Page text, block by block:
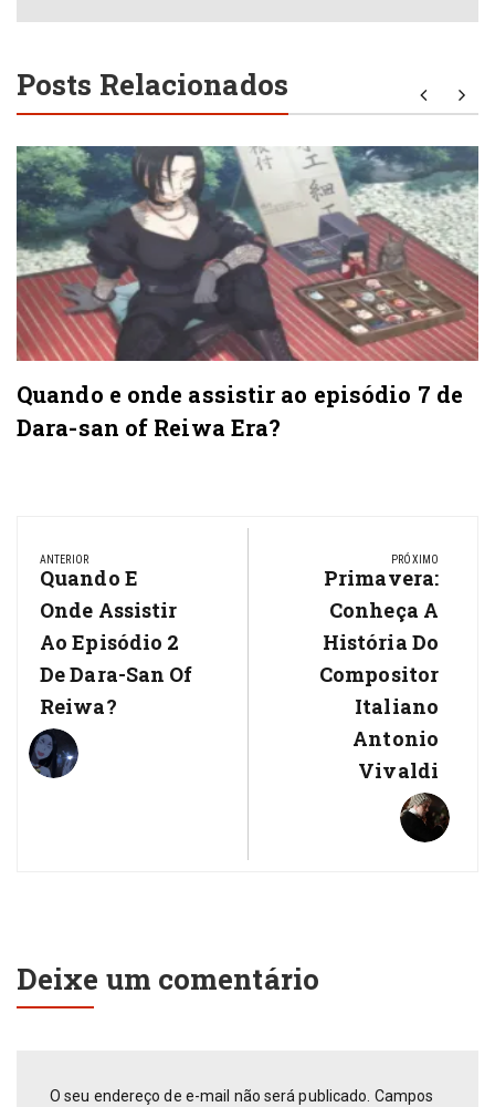
Posts Relacionados
Quando e onde assistir ao episódio 7 de
Dara-san of Reiwa Era?
de
Post
ANTERIOR
Previous
Post:
Quando E
Onde Assistir
Ao Episódio 2
De Dara-San Of
Reiwa?
PRÓXIMO
Next
Post:
Primavera:
Conheça A
História Do
Compositor
Italiano
Antonio
Vivaldi
Deixe um comentário
O seu endereço de e-mail não será publicado. Campos